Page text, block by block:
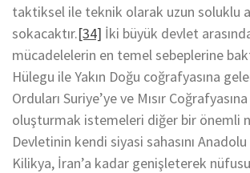
taktiksel ile teknik olarak uzun soluklu
sokacaktır.[34] İki büyük devlet
mücadelelerin en temel sebeplerine
Hülegu ile Yakın Doğu coğrafyasına
Orduları Suriye’ye ve Mısır
oluşturmak istemeleri diğer bir önemli
Devletinin kendi siyasi sahasını
Kilikya, İran’a kadar genişleterek